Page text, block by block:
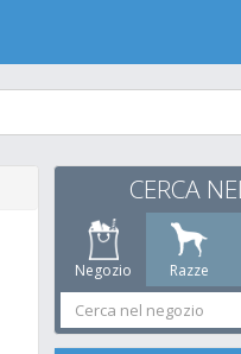
CERCA
Negozio Razze